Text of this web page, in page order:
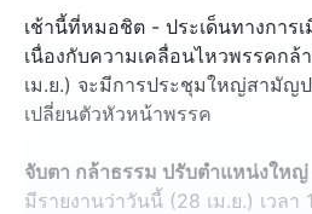
เช้านี้ที่หมอชิต - ประเด็นทางการ
เนื่องกับความเคลื่อนไหวพรรคกล้
เม.ย.) จะมีการประชุมใหญ่สามัญ
เปลี่ยนตัวหัวหน้าพรรค
จับตา กล้าธรรม ปรับตำแหน่งใหญ่
มีรายงานว่าวันนี้ (28 เม.ย.) เวล